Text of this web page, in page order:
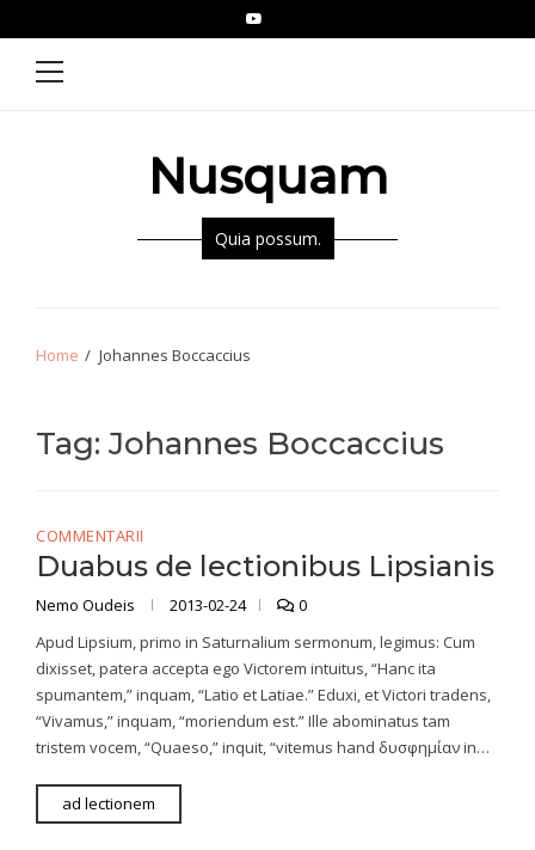
YouTube
Primary
Nusquam
Quia possum.
Home Johannes Boccaccius
Tag:Johannes Boccaccius
COMMENTARII
Duabus de lectionibus Lipsianis
Nemo Oudeis 2013-02-24
0
Apud Lipsium, primo in Saturnalium sermonum, legimus: Cum
dixisset, patera accepta ego Victorem intuitus, “Hanc ita
spumantem,” inquam, “Latio et Latiae.” Eduxi, et Victori tradens,
“Vivamus,” inquam, “moriendum est.” Ille abominatus tam
tristem vocem, “Quaeso,” inquit, “vitemus hand δυσφημίαν in…
ad lectionem